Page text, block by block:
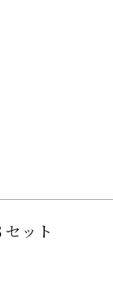
ット